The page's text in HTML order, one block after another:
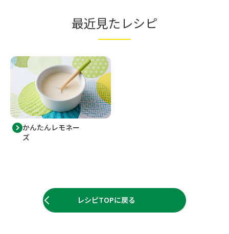
最近見たレシピ
かんたんレモネー
ズ
レシピTOPに戻る